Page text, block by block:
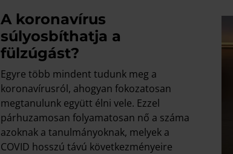
A koronavírus
súlyosbíthatja a
fülzúgást?
Egyre több mindent tudunk meg a
koronavírusról, ahogyan fokozatosan
megtanulunk együtt élni vele. Ezzel
párhuzamosan folyamatosan nő a száma
azoknak a tanulmányoknak, melyek a
COVID hosszú távú következményeire